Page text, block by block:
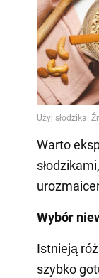
Warto
Wybór
Istnieją
szybko